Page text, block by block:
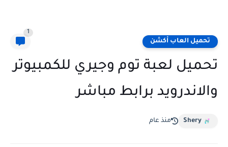
تحميل العاب أكشن
1
تحميل لعبة توم وجيري للكمبيوتر
والاندرويد برابط مباشر
Shery منذ عام